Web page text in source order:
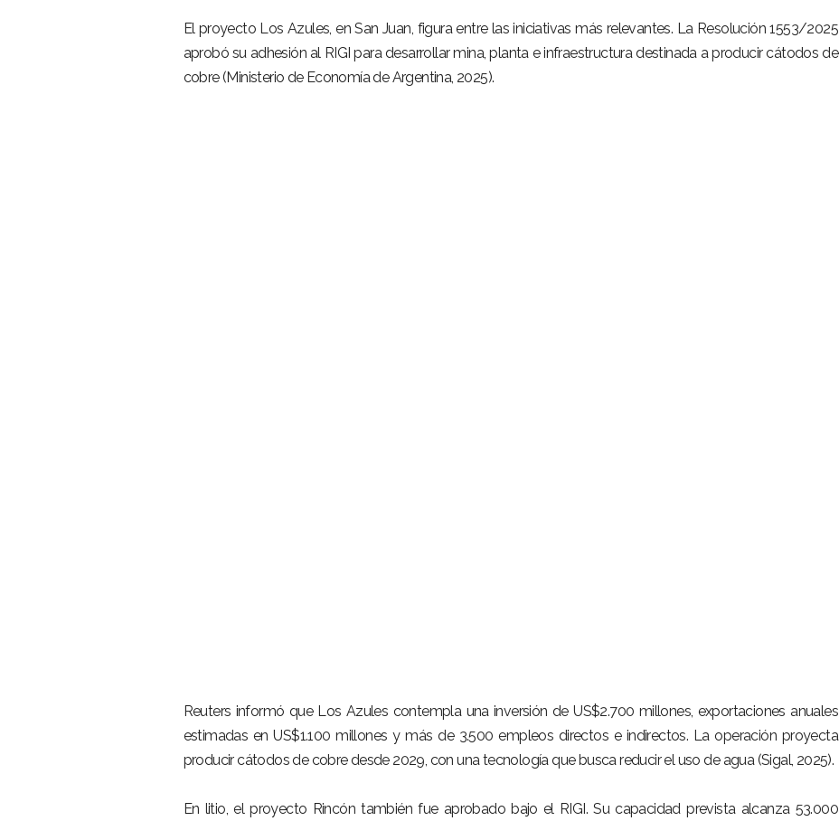
El proyecto Los Azules, en San Juan, figura entre las iniciativas más relevantes. La Resolución 1553/2025
aprobó su adhesión al RIGI para desarrollar mina, planta e infraestructura destinada a producir cátodos de
cobre (Ministerio de Economía de Argentina, 2025).
Reuters informó que Los Azules contempla una inversión de US$2.700 millones, exportaciones anuales
estimadas en US$1.100 millones y más de 3.500 empleos directos e indirectos. La operación proyecta
producir cátodos de cobre desde 2029, con una tecnología que busca reducir el uso de agua (Sigal, 2025).
En litio, el proyecto Rincón también fue aprobado bajo el RIGI. Su capacidad prevista alcanza 53.000